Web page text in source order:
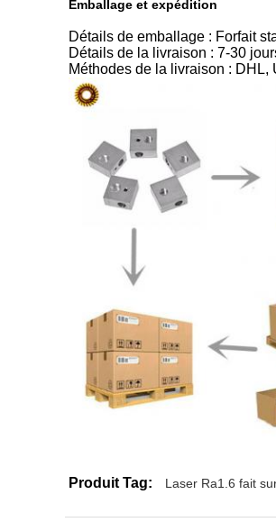
Emballage et expédition
Détails de emballage : Forfait
Détails de la livraison : 7-30
Méthodes de la livraison : DHL,
Produit Tag: Laser Ra1.6 fait